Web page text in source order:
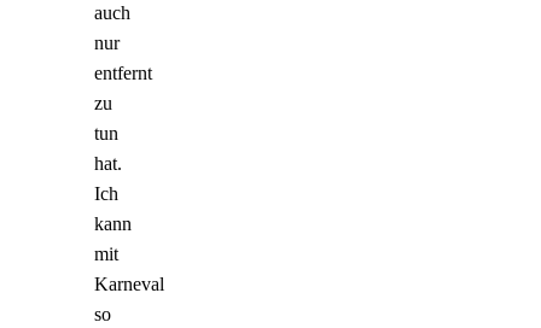
auch
nur
entfernt
zu
tun
hat.
Ich
kann
mit
Karneval
so